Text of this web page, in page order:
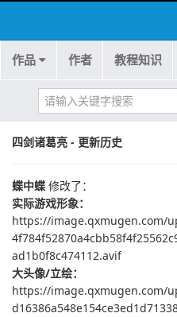
作品 作者 教程知识
四剑诸葛亮 - 更新历史
蝶中蝶 修改了：
实际游戏形象：
https://image.qxmugen.com/
ad1b0f8c474112.avif
大头像/立绘：
https://image.qxmugen.com/